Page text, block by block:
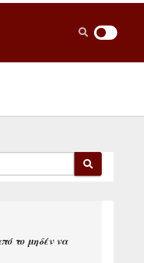
το μηδέν να